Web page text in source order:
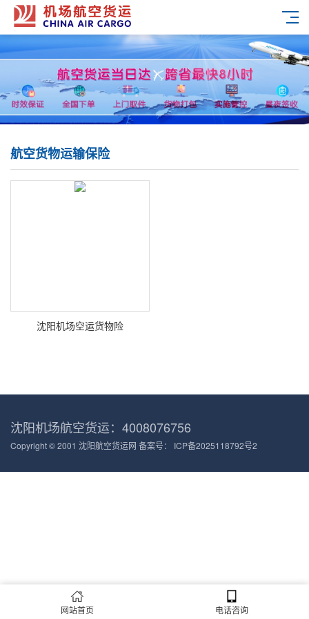
航空货物运输保险
沈阳机场空运货物险
沈阳机场航空货运：4008076756
Copyright © 2001 沈阳航空货运网 备案号： ICP备2025118792号2
网站首页 电话咨询